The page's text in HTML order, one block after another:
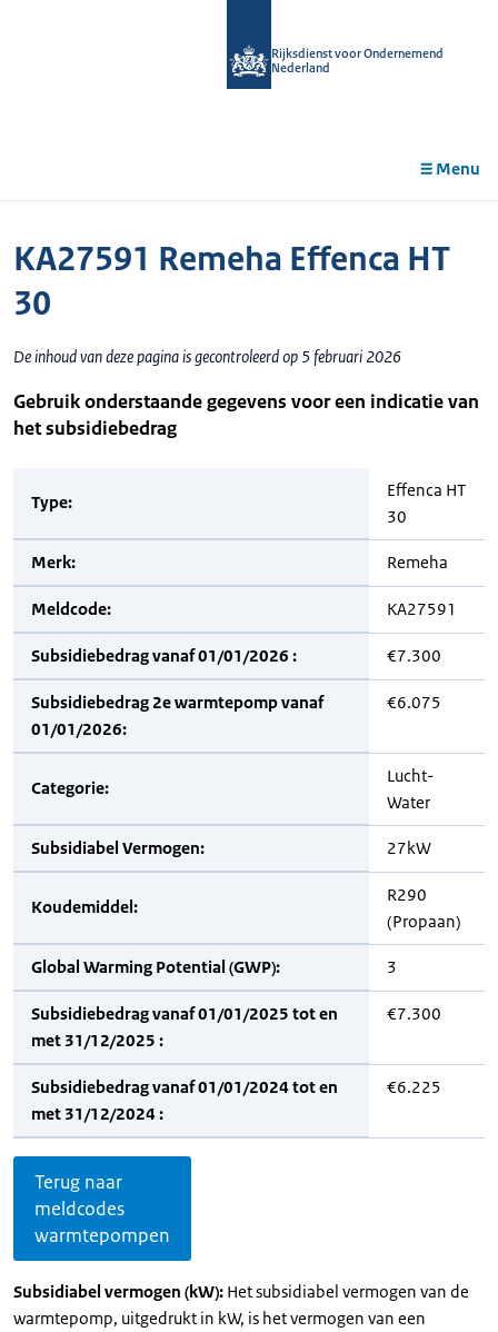
Rijksdienst voor Ondernemend
Nederland
Menu
KA27591 Remeha Effenca HT
30
De inhoud van deze pagina is gecontroleerd op 5 februari 2026
Gebruik onderstaande gegevens voor een indicatie van
het subsidiebedrag
Type:
Effenca HT
30
Merk: Remeha
Meldcode: KA27591
Subsidiebedrag vanaf 01/01/2026 : €7.300
Subsidiebedrag 2e warmtepomp vanaf
01/01/2026:
€6.075
Categorie:
Lucht-
Water
Subsidiabel Vermogen: 27kW
Koudemiddel:
R290
(Propaan)
Global Warming Potential (GWP): 3
Subsidiebedrag vanaf 01/01/2025 tot en
met 31/12/2025 :
€7.300
Subsidiebedrag vanaf 01/01/2024 tot en
met 31/12/2024 :
€6.225
Terug naar
meldcodes
warmtepompen
Subsidiabel vermogen (kW): Het subsidiabel vermogen van de
warmtepomp, uitgedrukt in kW, is het vermogen van een